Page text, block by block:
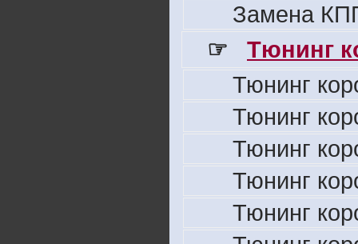
Замена
☞
Тюнинг
Тюнинг
Тюнинг
Тюнинг
Тюнинг
Тюнинг